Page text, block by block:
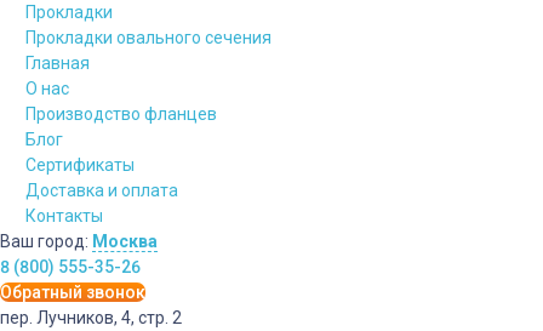
Прокладки
Прокладки овального сечения
Главная
О нас
Производство фланцев
Блог
Сертификаты
Доставка и оплата
Контакты
Ваш город: Москва
8 (800) 555-35-26
Обратный звонок
пер. Лучников, 4, стр. 2